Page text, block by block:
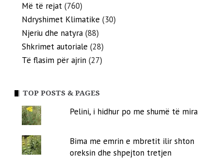
Më të rejat (760)
Ndryshimet Klimatike (30)
Njeriu dhe natyra (88)
Shkrimet autoriale (28)
Të flasim për ajrin (27)
TOP POSTS & PAGES
Pelini, i hidhur po me shumë të mira
Bima me emrin e mbretit ilir shton
oreksin dhe shpejton tretjen